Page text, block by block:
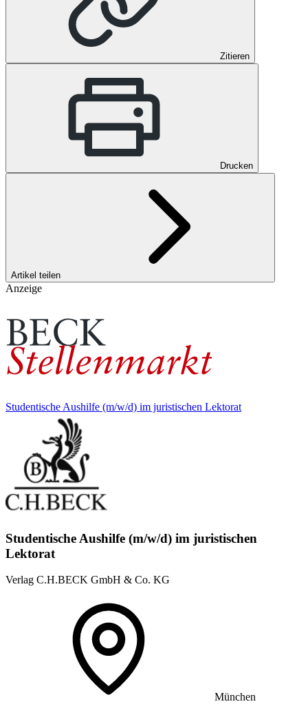
Zitieren
Drucken
Artikel teilen
Anzeige
Studentische Aushilfe (m/w/d) im juristischen Lektorat
Studentische Aushilfe (m/w/d) im juristischen
Lektorat
Verlag C.H.BECK GmbH & Co. KG
München